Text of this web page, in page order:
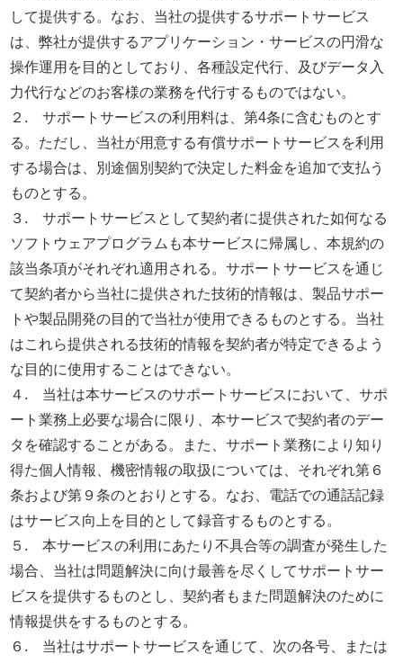
して提供する。なお、当社の提供するサポートサービス
は、弊社が提供するアプリケーション・サービスの円滑な
操作運用を目的としており、各種設定代行、及びデータ入
力代行などのお客様の業務を代行するものではない。
２. サポートサービスの利用料は、第4条に含むものとす
る。ただし、当社が用意する有償サポートサービスを利用
する場合は、別途個別契約で決定した料金を追加で支払う
ものとする。
３. サポートサービスとして契約者に提供された如何なる
ソフトウェアプログラムも本サービスに帰属し、本規約の
該当条項がそれぞれ適用される。サポートサービスを通じ
て契約者から当社に提供された技術的情報は、製品サポー
トや製品開発の目的で当社が使用できるものとする。当社
はこれら提供される技術的情報を契約者が特定できるよう
な目的に使用することはできない。
４. 当社は本サービスのサポートサービスにおいて、サポ
ート業務上必要な場合に限り、本サービスで契約者のデー
タを確認することがある。また、サポート業務により知り
得た個人情報、機密情報の取扱については、それぞれ第６
条および第９条のとおりとする。なお、電話での通話記録
はサービス向上を目的として録音するものとする。
５. 本サービスの利用にあたり不具合等の調査が発生した
場合、当社は問題解決に向け最善を尽くしてサポートサー
ビスを提供するものとし、契約者もまた問題解決のために
情報提供をするものとする。
６. 当社はサポートサービスを通じて、次の各号、または